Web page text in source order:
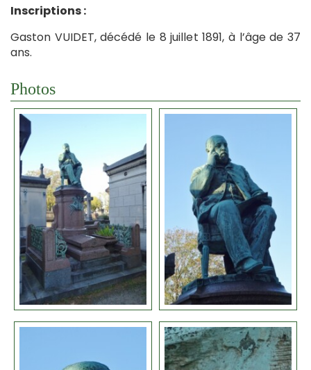
Inscriptions :
Gaston VUIDET, décédé le 8 juillet 1891, à l’âge de 37
ans.
Photos